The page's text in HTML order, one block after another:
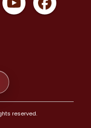
>
reserved.